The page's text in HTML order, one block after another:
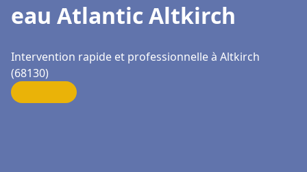
eau Atlantic Altkirch
Intervention rapide et professionnelle à Altkirch
(68130)